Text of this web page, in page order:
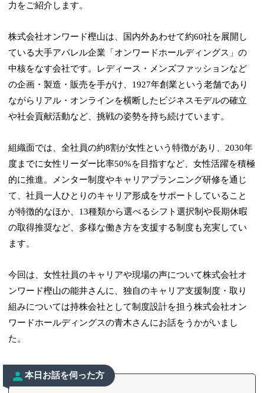
力をご紹介します。
株式会社オンワード樫山は、国内外あわせて約60社を展開し
ている大手アパレル企業「オンワードホールディングス」の
中核をなす会社です。レディース・メンズファッションなど
の企画・製造・販売を手がけ、1927年創業という老舗であり
ながらリアル・オンラインを横断したビジネスモデルの確立
や社会貢献活動など、挑戦の姿勢を持ち続けています。
組織面では、全社員の約8割が女性という特徴があり、2030年
度までに女性リーダー比率50%を目指すなど、女性活躍を積極
的に推進。メンター制度やキャリアプランニング研修を通じ
て、社員一人ひとりのキャリア形成をサポートしていること
が特徴的なほか、13種類から選べるシフト選択制や長期休暇
の取得推奨など、多様な働き方を支援する制度も充実してい
ます。
今回は、女性社員のキャリアや現場の声について株式会社オ
ンワード樫山の能井さんに、独自のキャリア支援制度・取り
組みについては持株会社として制度設計を担う株式会社オン
ワードホールディングスの青木さんにお話をうかがいまし
た。
本日お話を伺った方